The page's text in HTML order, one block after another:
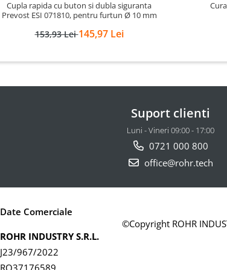
Cupla rapida cu buton si dubla siguranta
Prevost ESI 071810, pentru furtun Ø 10 mm
153,93 Lei145,97 Lei
Suport clienti
Luni - Vineri 09:00 - 17:00
0721 000 800
office@rohr.tech
Date Comerciale
ROHR INDUSTRY S.R.L.
J23/967/2022
©Copyright ROHR